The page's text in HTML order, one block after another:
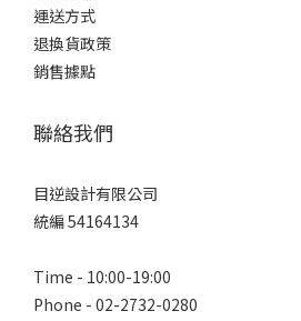
運送方式
退換貨政策
銷售據點
聯絡我們
目逆設計有限公司
統編 54164134
Time - 10:00-19:00
Phone - 02-2732-0280